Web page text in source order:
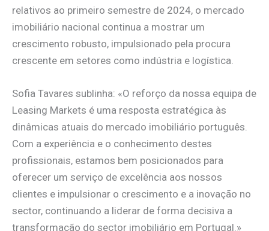
relativos ao primeiro semestre de 2024, o mercado
imobiliário nacional continua a mostrar um
crescimento robusto, impulsionado pela procura
crescente em setores como indústria e logística.
Sofia Tavares sublinha: «O reforço da nossa equipa de
Leasing Markets é uma resposta estratégica às
dinâmicas atuais do mercado imobiliário português.
Com a experiência e o conhecimento destes
profissionais, estamos bem posicionados para
oferecer um serviço de excelência aos nossos
clientes e impulsionar o crescimento e a inovação no
sector, continuando a liderar de forma decisiva a
transformação do sector imobiliário em Portugal.»